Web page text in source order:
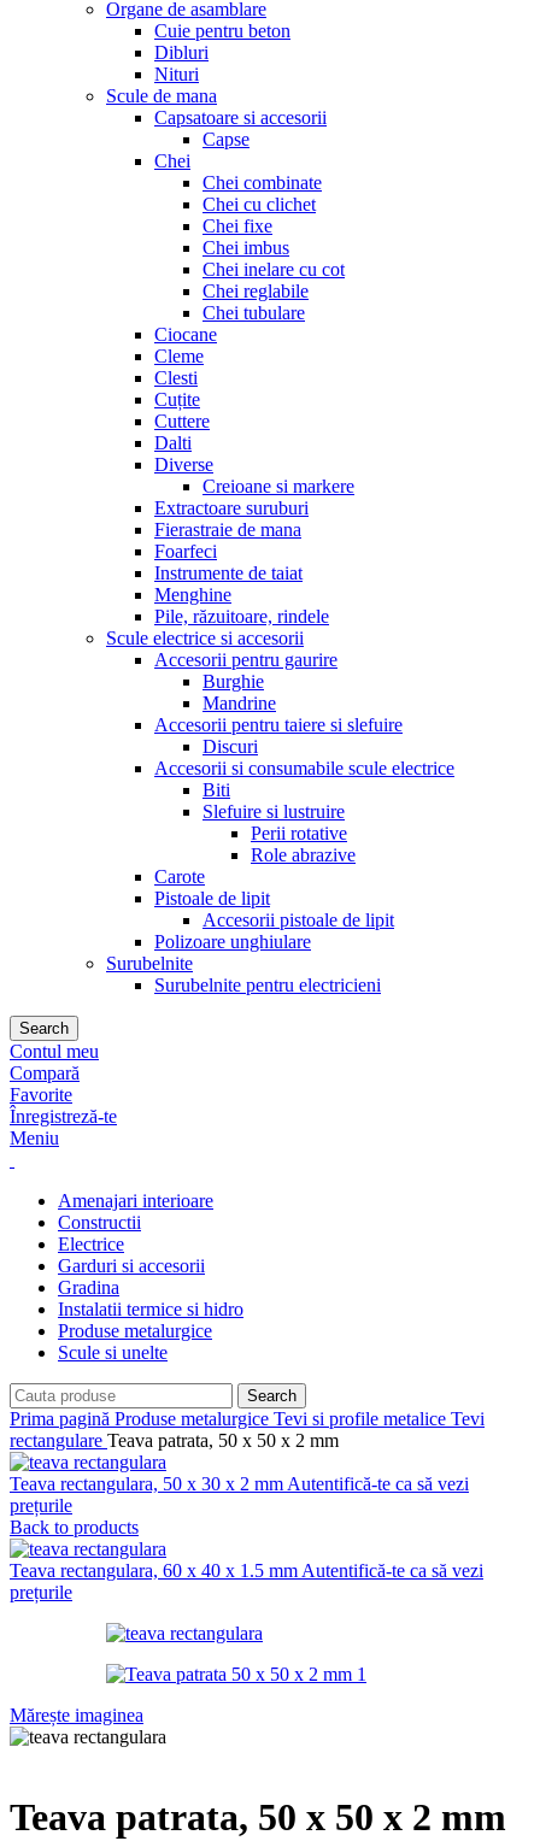
Organe de asamblare
Cuie pentru beton
Dibluri
Nituri
Scule de mana
Capsatoare si accesorii
Capse
Chei
Chei combinate
Chei cu clichet
Chei fixe
Chei imbus
Chei inelare cu cot
Chei reglabile
Chei tubulare
Ciocane
Cleme
Clesti
Cuțite
Cuttere
Dalti
Diverse
Creioane si markere
Extractoare suruburi
Fierastraie de mana
Foarfeci
Instrumente de taiat
Menghine
Pile, răzuitoare, rindele
Scule electrice si accesorii
Accesorii pentru gaurire
Burghie
Mandrine
Accesorii pentru taiere si slefuire
Discuri
Accesorii si consumabile scule electrice
Biti
Slefuire si lustruire
Perii rotative
Role abrazive
Carote
Pistoale de lipit
Accesorii pistoale de lipit
Polizoare unghiulare
Surubelnite
Surubelnite pentru electricieni
Search
Contul meu
Compară
Favorite
Înregistreză-te
Meniu
Amenajari interioare
Constructii
Electrice
Garduri si accesorii
Gradina
Instalatii termice si hidro
Produse metalurgice
Scule si unelte
Search
Prima pagină Produse metalurgice Tevi si profile metalice Tevi
rectangulare Teava patrata, 50 x 50 x 2 mm
Teava rectangulara, 50 x 30 x 2 mm Autentifică-te ca să vezi
prețurile
Back to products
Teava rectangulara, 60 x 40 x 1.5 mm Autentifică-te ca să vezi
prețurile
Mărește imaginea
Teava patrata, 50 x 50 x 2 mm